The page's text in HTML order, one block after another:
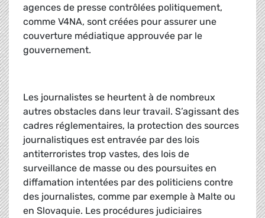
agences de presse contrôlées politiquement,
comme V4NA, sont créées pour assurer une
couverture médiatique approuvée par le
gouvernement.
Les journalistes se heurtent à de nombreux
autres obstacles dans leur travail. S’agissant des
cadres réglementaires, la protection des sources
journalistiques est entravée par des lois
antiterroristes trop vastes, des lois de
surveillance de masse ou des poursuites en
diffamation intentées par des politiciens contre
des journalistes, comme par exemple à Malte ou
en Slovaquie. Les procédures judiciaires